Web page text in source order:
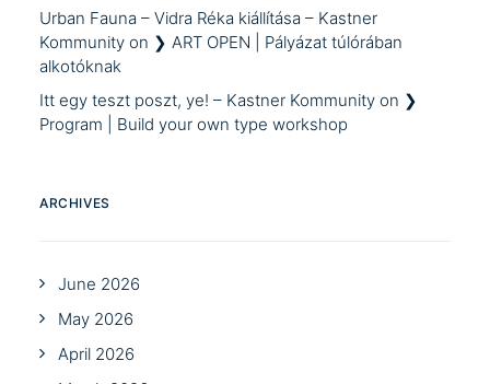
Urban Fauna – Vidra Réka kiállítása – Kastner
Kommunity on ❯ ART OPEN | Pályázat túlórában
alkotóknak
Itt egy teszt poszt, ye! – Kastner Kommunity on ❯
Program | Build your own type workshop
ARCHIVES
June 2026
May 2026
April 2026